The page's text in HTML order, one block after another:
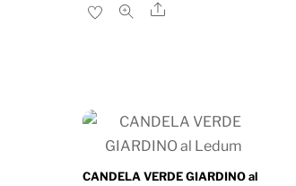
Share
CANDELA VERDE GIARDINO al